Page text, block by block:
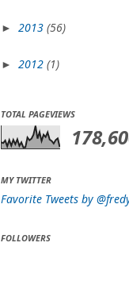
► 2013 (56)
► 2012 (1)
TOTAL PAGEVIEWS
MY TWITTER
Favorite Tweets by
FOLLOWERS